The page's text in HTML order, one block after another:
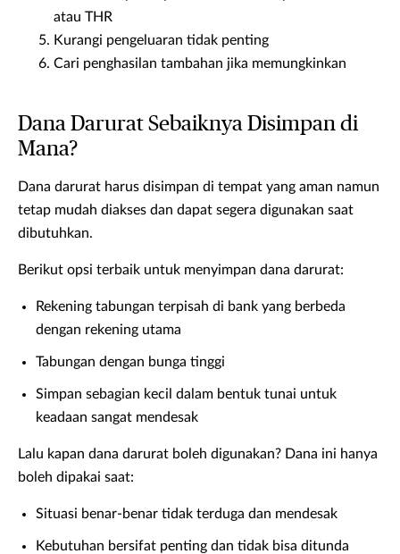
atau THR
Kurangi pengeluaran tidak penting
Cari penghasilan tambahan jika memungkinkan
Dana Darurat Sebaiknya Disimpan di
Mana?
Dana darurat harus disimpan di tempat yang aman namun
tetap mudah diakses dan dapat segera digunakan saat
dibutuhkan.
Berikut opsi terbaik untuk menyimpan dana darurat:
Rekening tabungan terpisah di bank yang berbeda
dengan rekening utama
Tabungan dengan bunga tinggi
Simpan sebagian kecil dalam bentuk tunai untuk
keadaan sangat mendesak
Lalu kapan dana darurat boleh digunakan? Dana ini hanya
boleh dipakai saat:
Situasi benar-benar tidak terduga dan mendesak
Kebutuhan bersifat penting dan tidak bisa ditunda